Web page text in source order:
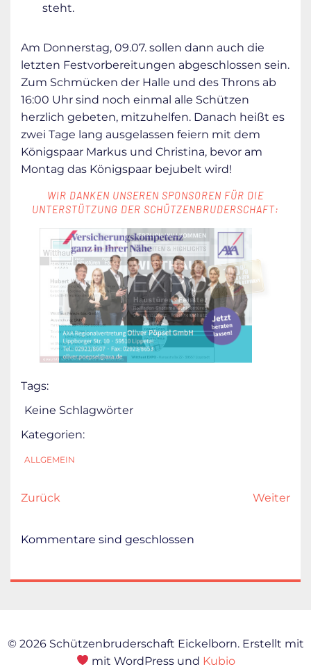
steht.
Am Donnerstag, 09.07. sollen dann auch die
letzten Festvorbereitungen abgeschlossen sein.
Zum Schmücken der Halle und des Throns ab
16:00 Uhr sind noch einmal alle Schützen
herzlich gebeten, mitzuhelfen. Danach heißt es
zwei Tage lang ausgelassen feiern mit dem
Königspaar Markus und Christina, bevor am
Montag das Königspaar bejubelt wird!
WIR DANKEN UNSEREN SPONSOREN FÜR DIE
UNTERSTÜTZUNG DER SCHÜTZENBRUDERSCHAFT:
Tags:
Keine Schlagwörter
Kategorien:
ALLGEMEIN
Zurück Weiter
Kommentare sind geschlossen
© 2026 Schützenbruderschaft Eickelborn. Erstellt mit
mit WordPress und Kubio